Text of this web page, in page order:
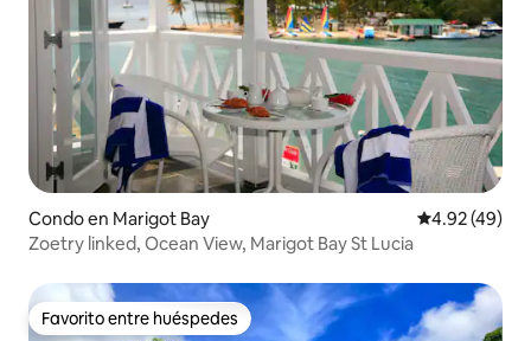
Condo en Marigot Bay Calificación
4.92 (49)
Zoetry linked, Ocean View, Marigot Bay St Lucia
Favorito entre huéspedes
Favorito entre huéspedes